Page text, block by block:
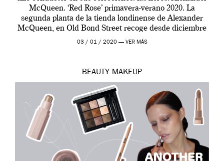
McQueen. ‘Red Rose’ primavera-verano 2020. La
segunda planta de la tienda londinense de Alexander
McQueen, en Old Bond Street recoge desde diciembre
de 2019 hasta final de abril […]
03 / 01 / 2020 — VER MÁS
BEAUTY MAKEUP